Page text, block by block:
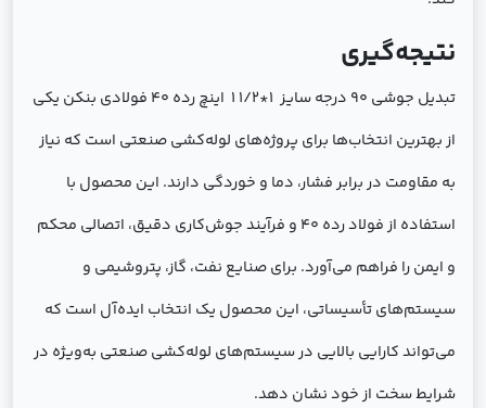
نتیجه‌گیری
تبدیل جوشی 90 درجه سایز 1*1/2 1 اینچ رده 40 فولادی بنکن یکی
از بهترین انتخاب‌ها برای پروژه‌های لوله‌کشی صنعتی است که نیاز
به مقاومت در برابر فشار، دما و خوردگی دارند. این محصول با
استفاده از فولاد رده 40 و فرآیند جوش‌کاری دقیق، اتصالی محکم
و ایمن را فراهم می‌آورد. برای صنایع نفت، گاز، پتروشیمی و
سیستم‌های تأسیساتی، این محصول یک انتخاب ایده‌آل است که
می‌تواند کارایی بالایی در سیستم‌های لوله‌کشی صنعتی به‌ویژه در
شرایط سخت از خود نشان دهد.